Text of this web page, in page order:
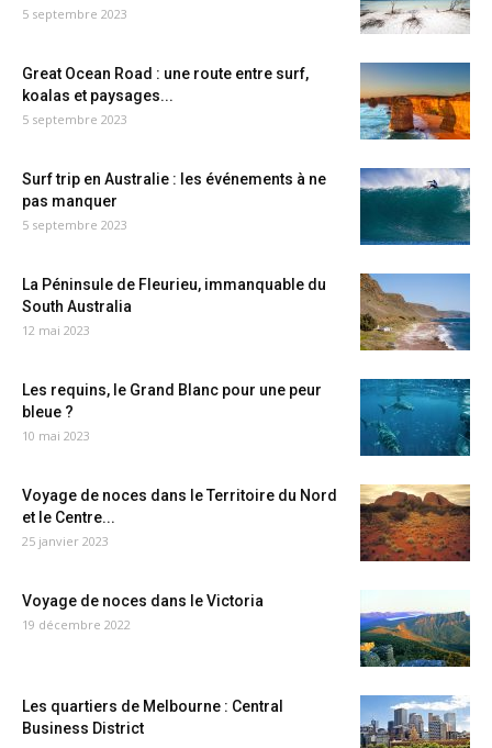
5 septembre 2023
Great Ocean Road : une route entre surf,
koalas et paysages...
5 septembre 2023
Surf trip en Australie : les événements à ne
pas manquer
5 septembre 2023
La Péninsule de Fleurieu, immanquable du
South Australia
12 mai 2023
Les requins, le Grand Blanc pour une peur
bleue ?
10 mai 2023
Voyage de noces dans le Territoire du Nord
et le Centre...
25 janvier 2023
Voyage de noces dans le Victoria
19 décembre 2022
Les quartiers de Melbourne : Central
Business District